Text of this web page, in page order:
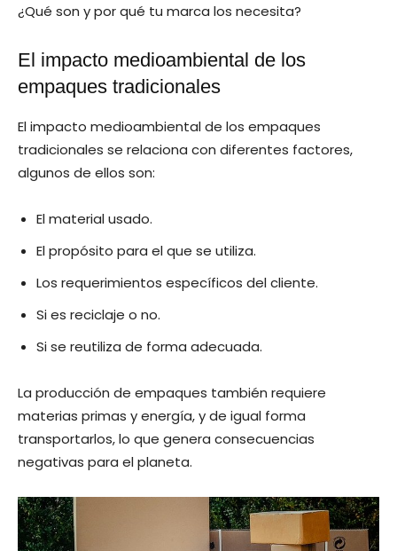
¿Qué son y por qué tu marca los necesita?
El impacto medioambiental de los
empaques tradicionales
El impacto medioambiental de los empaques
tradicionales se relaciona con diferentes factores,
algunos de ellos son:
El material usado.
El propósito para el que se utiliza.
Los requerimientos específicos del cliente.
Si es reciclaje o no.
Si se reutiliza de forma adecuada.
La producción de empaques también requiere
materias primas y energía, y de igual forma
transportarlos, lo que genera consecuencias
negativas para el planeta.